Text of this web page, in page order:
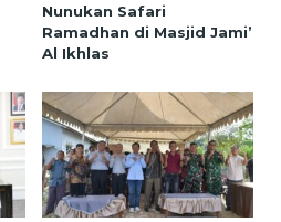
Nunukan Safari
Ramadhan di Masjid Jami’
Al Ikhlas